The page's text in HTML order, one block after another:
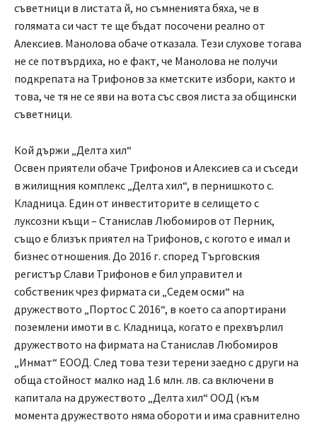
съветници в листата й, но съмненията бяха, че в
голямата си част те ще бъдат посочени реално от
Алексиев. Манолова обаче отказала. Тези слухове тогава
не се потвърдиха, но е факт, че Манолова не получи
подкрепата на Трифонов за кметските избори, както и
това, че тя не се яви на вота със своя листа за общински
съветници.
Кой държи „Делта хил“
Освен приятели обаче Трифонов и Алексиев са и съседи
в жилищния комплекс „Делта хил“, в пернишкото с.
Кладница. Един от инвеститорите в селището с
луксозни къщи – Станислав Любомиров от Перник,
също е близък приятел на Трифонов, с когото е имал и
бизнес отношения. До 2016 г. според Търговския
регистър Слави Трифонов е бил управител и
собственик чрез фирмата си „Седем осми“ на
дружеството „Портос С 2016“, в което са апортирани
поземлени имоти в с. Кладница, когато е прехвърлил
дружеството на фирмата на Станислав Любомиров
„Инмат“ ЕООД. След това тези терени заедно с други на
обща стойност малко над 1.6 млн. лв. са включени в
капитала на дружеството „Делта хил“ ООД (към
момента дружеството няма обороти и има сравнително